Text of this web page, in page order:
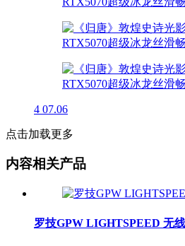
4 07.06
点击加载更多
内容相关产品
罗技GPW LIGHTSPEED 无